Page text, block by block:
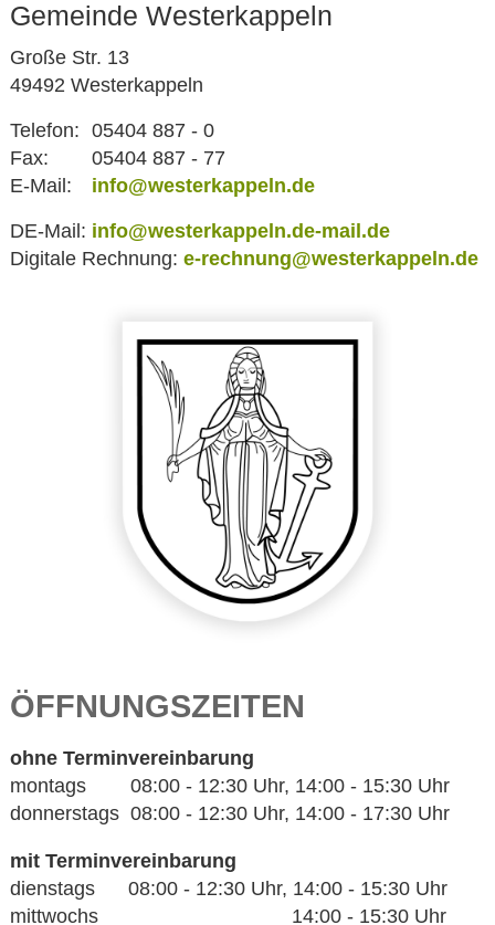
Gemeinde Westerkappeln
Große Str. 13
49492 Westerkappeln
Telefon: 05404 887 - 0
Fax:
05404 887 - 77
E-Mail:
info@westerkappeln.de
DE-Mail: info@westerkappeln.de-mail.de
Digitale Rechnung: e-rechnung@westerkappeln.de
ÖFFNUNGSZEITEN
ohne Terminvereinbarung
montags 08:00 - 12:30 Uhr, 14:00 - 15:30 Uhr
donnerstags 08:00 - 12:30 Uhr, 14:00 - 17:30 Uhr
mit Terminvereinbarung
dienstags 08:00 - 12:30 Uhr, 14:00 - 15:30 Uhr
mittwochs 14:00 - 15:30 Uhr